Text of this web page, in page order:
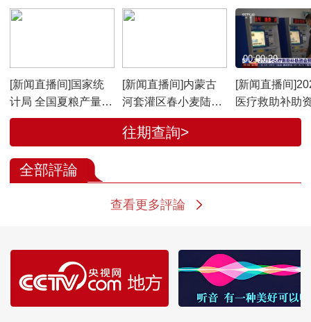
[新闻直播间]国家统
计局 全国夏粮产量
14613万吨 实现丰收
[新闻直播间]内蒙古
河套灌区春小麦陆续
开镰收割
[新闻直播间
医疗救助补助
算下达
00:00:29
往期查詢>
全部評論
查看更多評論